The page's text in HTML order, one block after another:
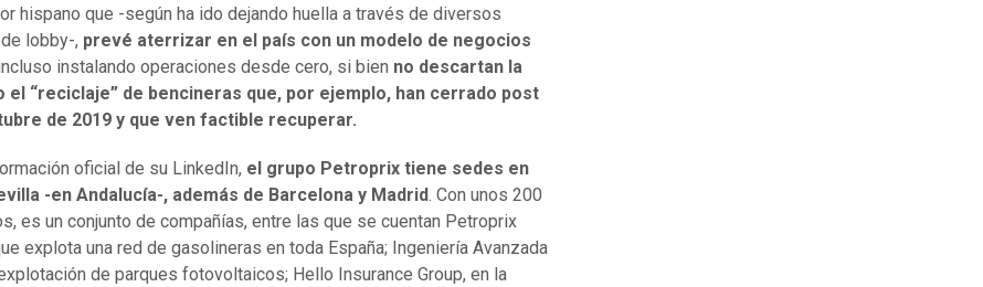
hispano que -según ha ido dejando huella a través de diversos
lobby-, prevé aterrizar en el país con un modelo de negocios
instalando operaciones desde cero, si bien no descartan la
el “reciclaje” de bencineras que, por ejemplo, han cerrado post
de 2019 y que ven factible recuperar.
oficial de su LinkedIn, el grupo Petroprix tiene sedes en
-en Andalucía-, además de Barcelona y Madrid. Con unos 200
es un conjunto de compañías, entre las que se cuentan Petroprix
explota una red de gasolineras en toda España; Ingeniería Avanzada
de parques fotovoltaicos; Hello Insurance Group, en la